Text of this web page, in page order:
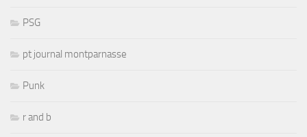
PSG
pt journal montparnasse
Punk
r and b